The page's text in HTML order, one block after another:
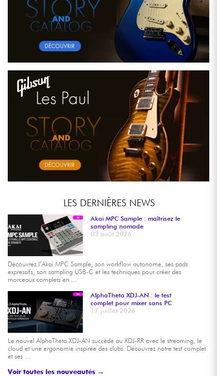
LES DERNIÈRES NEWS
Akai MPC Sample : maîtrisez le
sampling nomade
03 août 2026
Découvrez l’Akai MPC Sample, son workflow autonome, ses pads
expressifs, son sampling USB-C et les techniques pour créer des
morceaux complets en ...
AlphaTheta XDJ-AN : le test
complet pour mixer sans PC
17 juillet 2026
Le nouvel AlphaTheta XDJ-AN succède au XDJ-RR avec le streaming, le
cloud et une ergonomie inspirée des clubs. Découvrez notre test complet
et ses ...
Voir toutes les nouveautés →